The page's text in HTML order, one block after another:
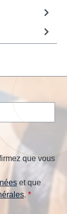
que vous
et que
. *